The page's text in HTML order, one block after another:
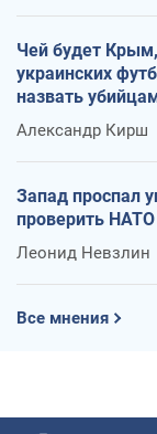
Чей будет
украинских
назвать
Александр Кирш
Запад проспал
проверить
Леонид Невзлин
Все мнения